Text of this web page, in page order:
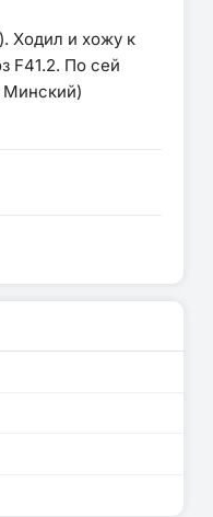
Ходил и хожу к
F41.2. По сей
Минский)